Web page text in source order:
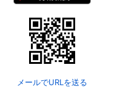
メールでURLを送る